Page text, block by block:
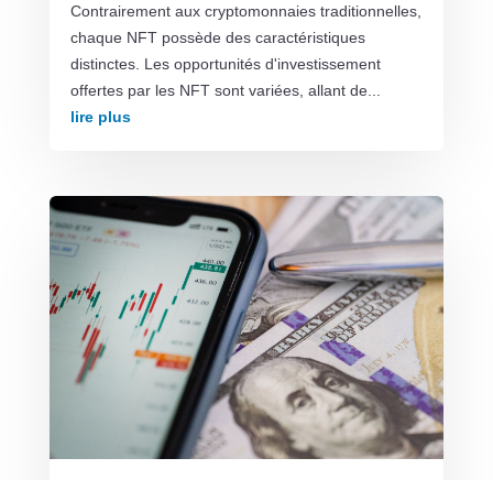
Contrairement aux cryptomonnaies traditionnelles,
chaque NFT possède des caractéristiques
distinctes. Les opportunités d'investissement
offertes par les NFT sont variées, allant de...
lire plus